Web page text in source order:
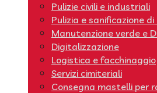
Pulizie civili e industriali
Pulizia e sanificazione
Manutenzione verde e
Digitalizzazione
Logistica e facchinaggio
Servizi cimiteriali
Consegna mastelli per